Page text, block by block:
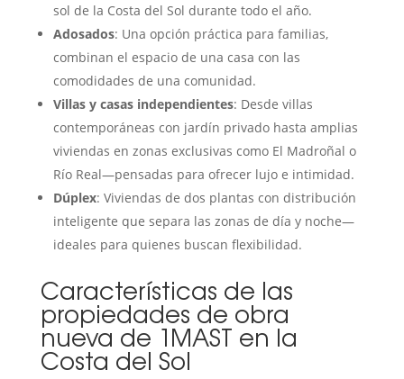
sol de la Costa del Sol durante todo el año.
Adosados: Una opción práctica para familias,
combinan el espacio de una casa con las
comodidades de una comunidad.
Villas y casas independientes: Desde villas
contemporáneas con jardín privado hasta amplias
viviendas en zonas exclusivas como El Madroñal o
Río Real—pensadas para ofrecer lujo e intimidad.
Dúplex: Viviendas de dos plantas con distribución
inteligente que separa las zonas de día y noche—
ideales para quienes buscan flexibilidad.
Características de las
propiedades de obra
nueva de 1MAST en la
Costa del Sol